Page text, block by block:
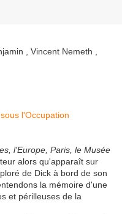
, Vincent Nemeth ,
l'Europe, Paris, le Musée
alors qu'apparaît sur
de Dick à bord de son
la mémoire d'une
et périlleuses de la